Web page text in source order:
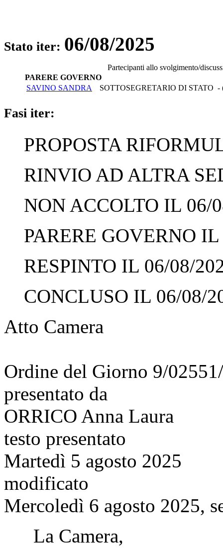
Stato iter: 06/08/2025
Partecipanti allo svolgimento/
PARERE GOVERNO
SAVINO SANDRA
SOTTOSEGRETARIO DI STATO
Fasi iter:
PROPOSTA
RINVIO AD ALTRA
NON ACCOLTO IL 06/
PARERE GOVERNO
RESPINTO IL 06/08/
CONCLUSO IL 06/08/
Atto Camera
Ordine del Giorno 9/
presentato da
ORRICO Anna Laura
testo presentato
Martedì 5 agosto 2025
modificato
Mercoledì 6 agosto 2025,
La Camera,